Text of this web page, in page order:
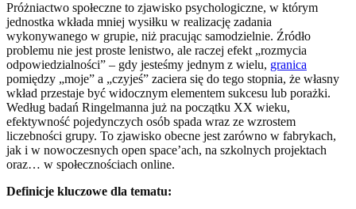
Próżniactwo społeczne to zjawisko psychologiczne, w którym
jednostka wkłada mniej wysiłku w realizację zadania
wykonywanego w grupie, niż pracując samodzielnie. Źródło
problemu nie jest proste lenistwo, ale raczej efekt „rozmycia
odpowiedzialności” – gdy jesteśmy jednym z wielu, granica
pomiędzy „moje” a „czyjeś” zaciera się do tego stopnia, że własny
wkład przestaje być widocznym elementem sukcesu lub porażki.
Według badań Ringelmanna już na początku XX wieku,
efektywność pojedynczych osób spada wraz ze wzrostem
liczebności grupy. To zjawisko obecne jest zarówno w fabrykach,
jak i w nowoczesnych open space’ach, na szkolnych projektach
oraz… w społecznościach online.
Definicje kluczowe dla tematu: